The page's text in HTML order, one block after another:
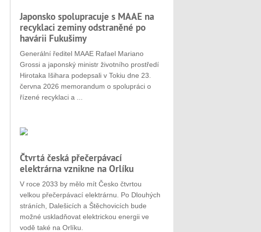
Japonsko spolupracuje s MAAE na
recyklaci zeminy odstraněné po
havárii Fukušimy
Generální ředitel MAAE Rafael Mariano
Grossi a japonský ministr životního prostředí
Hirotaka Išihara podepsali v Tokiu dne 23.
června 2026 memorandum o spolupráci o
řízené recyklaci a ...
Čtvrtá česká přečerpávací
elektrárna vznikne na Orlíku
V roce 2033 by mělo mít Česko čtvrtou
velkou přečerpávací elektrárnu. Po Dlouhých
stráních, Dalešicích a Štěchovicích bude
možné uskladňovat elektrickou energii ve
vodě také na Orlíku.